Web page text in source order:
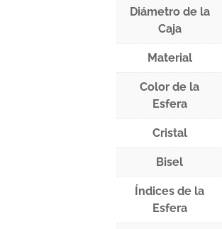
Diámetro de la
Caja
Material
Color de la
Esfera
Cristal
Bisel
Índices de la
Esfera